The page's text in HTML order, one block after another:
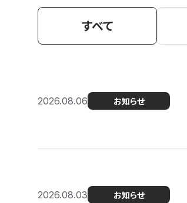
すべて
2026.08.06 お知らせ
2026.08.03 お知らせ